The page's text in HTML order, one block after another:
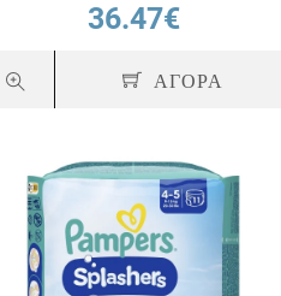
36.47€
ΑΓΟΡΑ